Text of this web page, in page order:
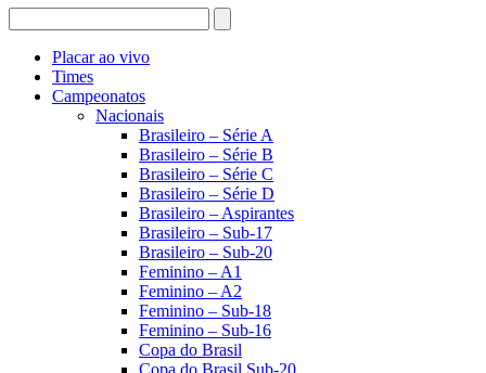
Placar ao vivo
Times
Campeonatos
Nacionais
Brasileiro – Série A
Brasileiro – Série B
Brasileiro – Série C
Brasileiro – Série D
Brasileiro – Aspirantes
Brasileiro – Sub-17
Brasileiro – Sub-20
Feminino – A1
Feminino – A2
Feminino – Sub-18
Feminino – Sub-16
Copa do Brasil
Copa do Brasil Sub-20